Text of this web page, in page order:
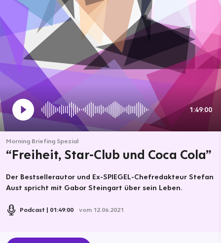
1:49:00
Morning Briefing Spezial
“Freiheit, Star-Club und Coca Cola”
Der Bestsellerautor und Ex-SPIEGEL-Chefredakteur Stefan
Aust spricht mit Gabor Steingart über sein Leben.
Podcast 01:49:00 vom 12.06.2021